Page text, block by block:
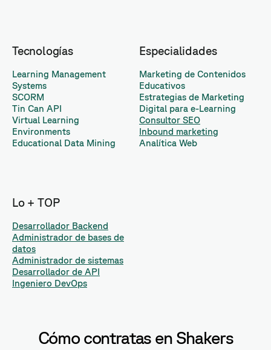
Tecnologías
Learning Management
Systems
SCORM
Tin Can API
Virtual Learning
Environments
Educational Data Mining
Especialidades
Marketing de Contenidos
Educativos
Estrategias de Marketing
Digital para e-Learning
Consultor SEO
Inbound marketing
Analítica Web
Lo + TOP
Desarrollador Backend
Administrador de bases de
datos
Administrador de sistemas
Desarrollador de API
Ingeniero DevOps
Cómo contratas en Shakers